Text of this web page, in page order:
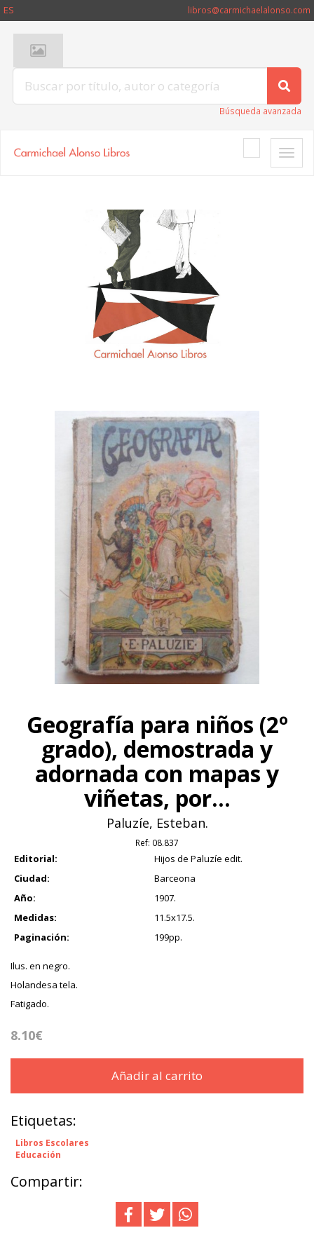
ES libros@carmichaelalonso.com
Búsqueda avanzada
Toggle
Geografía para niños (2º
grado), demostrada y
adornada con mapas y
viñetas, por...
Paluzíe, Esteban.
Ref: 08.837
Editorial:
Hijos de Paluzíe edit.
Ciudad:
Barceona
Año:
1907.
Medidas:
11.5x17.5.
Paginación:
199pp.
Ilus. en negro.
Holandesa tela.
Fatigado.
8.10€
Añadir al carrito
Etiquetas:
Libros Escolares
Educación
Compartir: